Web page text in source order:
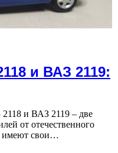
и ВАЗ 2119:
и ВАЗ 2119 – две
от отечественного
имеют свои…